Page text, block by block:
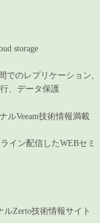
storage
でのレプリケーション,
、データ保護
ルVeeam技術情報満載
イン配信したWEBセミ
ルZerto技術情報サイト